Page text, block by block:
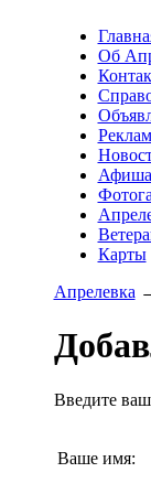
Об
Афиша
Карты
Апрелевка
Введите
Ваше имя: